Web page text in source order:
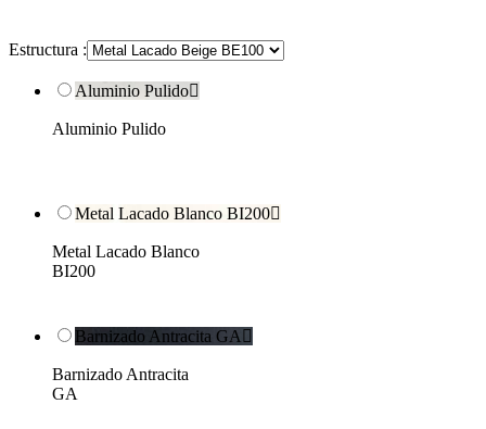
Estructura :
Aluminio Pulido
Aluminio Pulido
Metal Lacado Blanco BI200
Metal Lacado Blanco
BI200
Barnizado Antracita GA 
Barnizado Antracita
GA